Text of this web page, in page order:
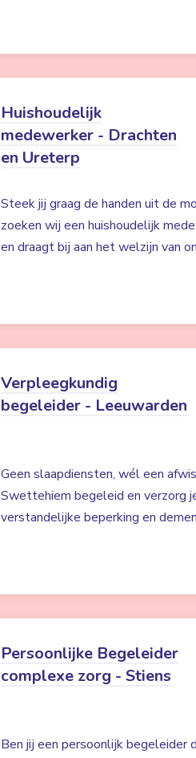
Huishoudelijk
medewerker - Drachten
en Ureterp
Steek jij graag de handen uit de
zoeken wij een huishoudelijk
en draagt bij aan het welzijn van
Verpleegkundig
begeleider - Leeuwarden
Geen slaapdiensten, wél een
Swettehiem begeleid en verzorg
verstandelijke beperking en
Persoonlijke Begeleider
complexe zorg - Stiens
Ben jij een persoonlijk begeleider